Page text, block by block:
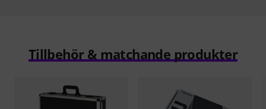
Tillbehör & matchande produkter